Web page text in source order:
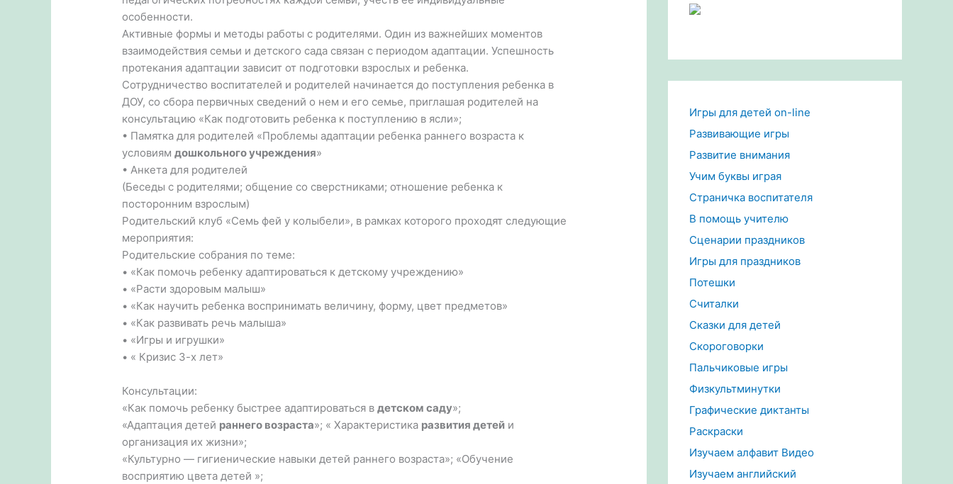
особенности.
Активные формы и методы работы с родителями. Один из важнейших моментов
взаимодействия семьи и детского сада связан с периодом адаптации. Успешность
протекания адаптации зависит от подготовки взрослых и ребенка.
Сотрудничество воспитателей и родителей начинается до поступления ребенка в
ДОУ, со сбора первичных сведений о нем и его семье, приглашая родителей на
консультацию «Как подготовить ребенка к поступлению в ясли»;
• Памятка для родителей «Проблемы адаптации ребенка раннего возраста к
условиямдошкольного учреждения»
• Анкета для родителей
(Беседы с родителями; общение со сверстниками; отношение ребенка к
посторонним взрослым)
Родительский клуб «Семь фей у колыбели», в рамках которого проходят следующие
мероприятия:
Родительские собрания по теме:
• «Как помочь ребенку адаптироваться к детскому учреждению»
• «Расти здоровым малыш»
• «Как научить ребенка воспринимать величину, форму, цвет предметов»
• «Как развивать речь малыша»
• «Игры и игрушки»
• « Кризис 3-х лет»
Консультации:
«Как помочь ребенку быстрее адаптироваться вдетском саду»;
«Адаптация детей раннего возраста»; « Характеристика развития детей и
организация их жизни»;
«Культурно — гигиенические навыки детей раннего возраста»; «Обучение
восприятию цвета детей »;
Игры для детей on-line
Развивающие игры
Развитие внимания
Учим буквы играя
Страничка воспитателя
В помощь учителю
Сценарии праздников
Игры для праздников
Потешки
Считалки
Сказки для детей
Скороговорки
Пальчиковые игры
Физкультминутки
Графические диктанты
Раскраски
Изучаем алфавит Видео
Изучаем английский